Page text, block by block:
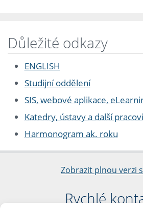
Důležité odkazy
ENGLISH
Studijní oddělení
SIS, webové aplikace,
Katedry, ústavy a další
Harmonogram ak. roku
Zobrazit plnou verzi
Rychlé